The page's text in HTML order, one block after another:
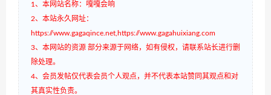
1、本网站名称：嘎嘎会响
2、本站永久网址：
https://www.gagaqince.net,https://www.gagahuixiang.com
3、本网站的资源 部分来源于网络，如有侵权，请联系站长进行删
除处理。
4、会员发帖仅代表会员个人观点，并不代表本站赞同其观点和对
其真实性负责。